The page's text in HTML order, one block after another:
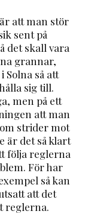
att man stör
sent på
det skall vara
grannar,
Solna så att
sig till.
men på ett
att man
strider mot
är det så klart
följa reglerna
För har
så kan
att det
reglerna.